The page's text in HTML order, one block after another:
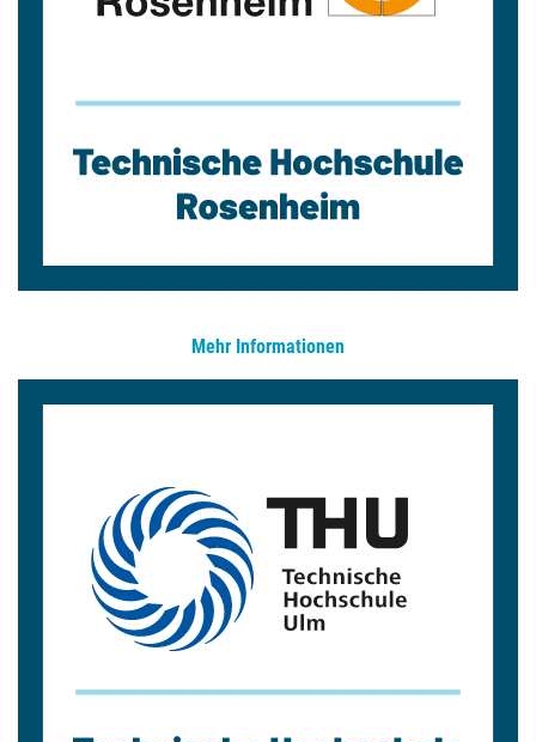
Mehr Informationen